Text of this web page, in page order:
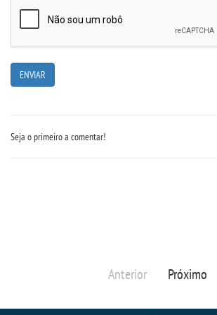
Seja o primeiro a comentar!
Anterior Próximo